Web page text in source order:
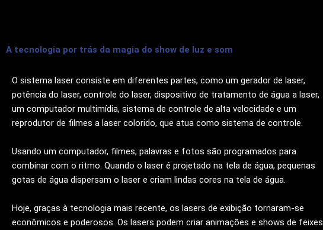
A tecnologia por trás da magia do show de luz e som
O sistema laser consiste em diferentes partes, como um gerador de laser,
potência do laser, controle do laser, dispositivo de tratamento de água a laser,
um computador multimídia, sistema de controle de alta velocidade e um
reprodutor de filmes a laser colorido, que atua como sistema de controle.
Usando um computador, filmes, palavras e fotos são programados para
combinar com o ritmo. Quando o laser é projetado na tela de água, pequenas
gotas de água dispersam o laser e criam lindas cores na tela de água.
Hoje, graças à tecnologia mais recente, os lasers de exibição tornaram-se
econômicos e poderosos. Os lasers podem criar animações e shows de feixes